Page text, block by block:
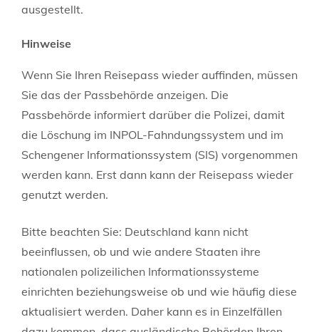
ausgestellt.
Hinweise
Wenn Sie Ihren Reisepass wieder auffinden, müssen
Sie das der Passbehörde anzeigen. Die
Passbehörde informiert darüber die Polizei, damit
die Löschung im INPOL-Fahndungssystem und im
Schengener Informationssystem (SIS) vorgenommen
werden kann. Erst dann kann der Reisepass wieder
genutzt werden.
Bitte beachten Sie: Deutschland kann nicht
beeinflussen, ob und wie andere Staaten ihre
nationalen polizeilichen Informationssysteme
einrichten beziehungsweise ob und wie häufig diese
aktualisiert werden. Daher kann es in Einzelfällen